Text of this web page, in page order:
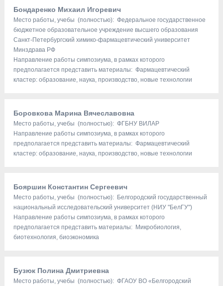
Бондаренко Михаил Игоревич
Место работы, учебы (полностью): Федеральное государственное
бюджетное образовательное учреждение высшего образования
Санкт-Петербургский химико-фармацевтический университет
Минздрава РФ
Направление работы симпозиума, в рамках которого
предполагается представить материалы: Фармацевтический
кластер: образование, наука, производство, новые технологии
Боровкова Марина Вячеславовна
Место работы, учебы (полностью): ФГБНУ ВИЛАР
Направление работы симпозиума, в рамках которого
предполагается представить материалы: Фармацевтический
кластер: образование, наука, производство, новые технологии
Бояршин Константин Сергеевич
Место работы, учебы (полностью): Белгородский государственный
национальный исследовательский университет (НИУ "БелГУ")
Направление работы симпозиума, в рамках которого
предполагается представить материалы: Микробиология,
биотехнология, биоэкономика
Бузюк Полина Дмитриевна
Место работы, учебы (полностью): ФГАОУ ВО «Белгородский